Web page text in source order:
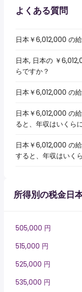
よくある質問
日本￥6,012,000 の
日本, 日本の ￥
らですか？
日本￥6,012,000 の
日本￥6,012,000 の
ると、年収はいくら
日本￥6,012,000 の
すると、年収はいく
所得別の税金日
505,000 円
515,000 円
525,000 円
535,000 円